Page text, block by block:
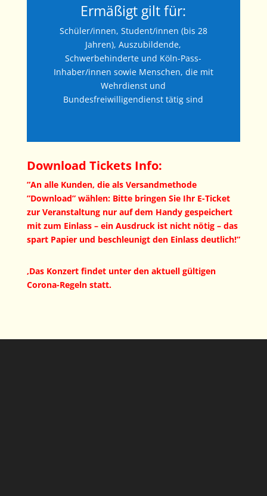
Ermäßigt gilt für:
Schüler/innen, Student/innen (bis 28
Jahren), Auszubildende,
Schwerbehinderte und Köln-Pass-
Inhaber/innen sowie Menschen, die mit
Wehrdienst und
Bundesfreiwilligendienst tätig sind
Download Tickets Info:
”An alle Kunden, die als Versandmethode
”Download” wählen: Bitte bringen Sie Ihr E-Ticket
zur Veranstaltung nur auf dem Handy gespeichert
mit zum Einlass – ein Ausdruck ist nicht nötig – das
spart Papier und beschleunigt den Einlass deutlich!”
‚Das Konzert findet unter den aktuell gültigen
Corona-Regeln statt.